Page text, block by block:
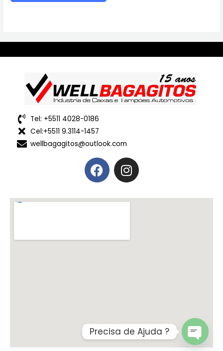
Tel: +5511 4028-0186
Cel:+5511 9.3114-1457
wellbagagitos@outlook.com
Precisa de Ajuda ?
OPEN